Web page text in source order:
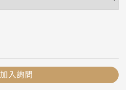
加入詢問